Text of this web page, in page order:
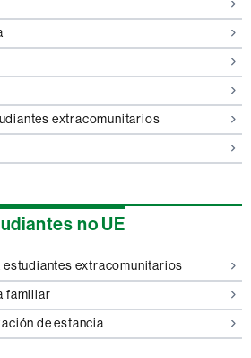
extracomunitarios
no UE
extracomunitarios
familiar
de estancia